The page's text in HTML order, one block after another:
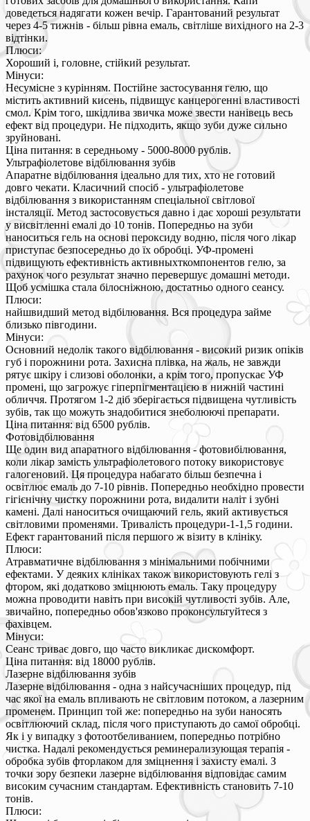
доведеться надягати кожен вечір. Гарантований результат
через 4-5 тижнів - більш рівна емаль, світліше вихідного на 2-3
відтінки.
Плюси:
Хороший і, головне, стійкий результат.
Мінуси:
Несумісне з курінням. Постійне застосування гелю, що
містить активний кисень, підвищує канцерогенні властивості
смол. Крім того, шкідлива звичка може звести нанівець весь
ефект від процедури. Не підходить, якщо зуби дуже сильно
зруйновані.
Ціна питання: в середньому - 5000-8000 рублів.
Ультрафіолетове відбілювання зубів
Апаратне відбілювання ідеально для тих, хто не готовий
довго чекати. Класичний спосіб - ультрафіолетове
відбілювання з використанням спеціальної світлової
інсталяції. Метод застосовується давно і дає хороші результати
у висвітленні емалі до 10 тонів. Попередньо на зуби
наноситься гель на основі пероксиду водню, після чого лікар
приступає безпосередньо до їх обробці. УФ-промені
підвищують ефективність активныхткомпонентов гелю, за
рахунок чого результат значно перевершує домашні методи.
Щоб усмішка стала білосніжною, достатньо одного сеансу.
Плюси:
найшвидший метод відбілювання. Вся процедура займе
близько півгодини.
Мінуси:
Основний недолік такого відбілювання - високий ризик опіків
губ і порожнини рота. Захисна плівка, на жаль, не завжди
рятує шкіру і слизові оболонки, а крім того, пропускає УФ
промені, що загрожує гіперпігментацією в нижній частині
обличчя. Протягом 1-2 діб зберігається підвищена чутливість
зубів, так що можуть знадобитися знеболюючі препарати.
Ціна питання: від 6500 рублів.
Фотовідбілювання
Ще один вид апаратного відбілювання - фотовибілювання,
коли лікар замість ультрафіолетового потоку використовує
галогеновий. Ця процедура набагато більш безпечна і
освітлює емаль до 7-10 рівнів. Попередньо необхідно провести
гігієнічну чистку порожнини рота, видалити наліт і зубні
камені. Далі наноситься очищаючий гель, який активується
світловими променями. Тривалість процедури-1-1,5 години.
Ефект гарантований після першого ж візиту в клініку.
Плюси:
Атравматичне відбілювання з мінімальними побічними
ефектами. У деяких клініках також використовують гелі з
фтором, які додатково зміцнюють емаль. Таку процедуру
можна проводити навіть при високій чутливості зубів. Але,
звичайно, попередньо обов'язково проконсультуйтеся з
фахівцем.
Мінуси:
Сеанс триває довго, що часто викликає дискомфорт.
Ціна питання: від 18000 рублів.
Лазерне відбілювання зубів
Лазерне відбілювання - одна з найсучасніших процедур, під
час якої на емаль впливають не світловим потоком, а лазерним
променем. Принцип той же: попередньо на зуби наносять
освітлюючий склад, після чого приступають до самої обробці.
Як і у випадку з фотоотбеливанием, попередньо потрібно
чистка. Надалі рекомендується реминерализующая терапія -
обробка зубів фторлаком для зміцнення і захисту емалі. З
точки зору безпеки лазерне відбілювання відповідає самим
високим сучасним стандартам. Ефективність становить 7-10
тонів.
Плюси: